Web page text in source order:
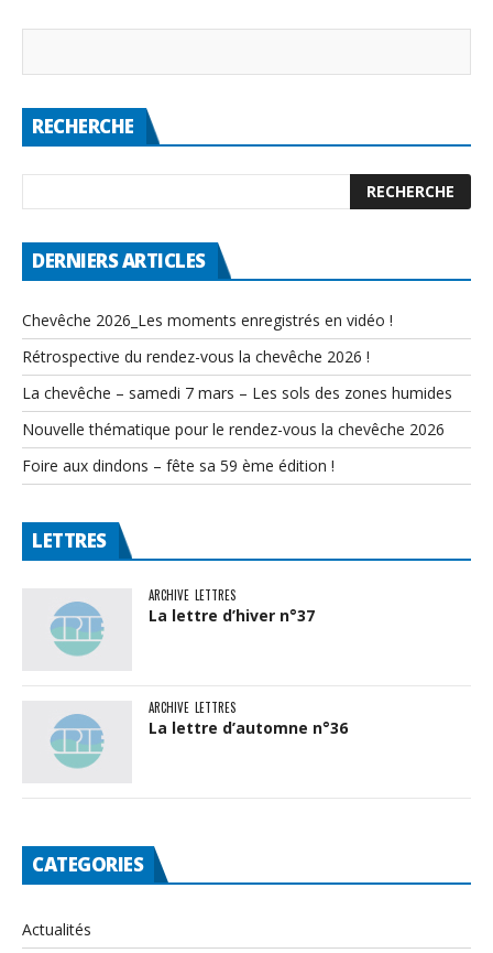
RECHERCHE
DERNIERS ARTICLES
Chevêche 2026_Les moments enregistrés en vidéo !
Rétrospective du rendez-vous la chevêche 2026 !
La chevêche – samedi 7 mars – Les sols des zones humides
Nouvelle thématique pour le rendez-vous la chevêche 2026
Foire aux dindons – fête sa 59 ème édition !
LETTRES
ARCHIVE LETTRES
La lettre d’hiver n°37
ARCHIVE LETTRES
La lettre d’automne n°36
CATEGORIES
Actualités